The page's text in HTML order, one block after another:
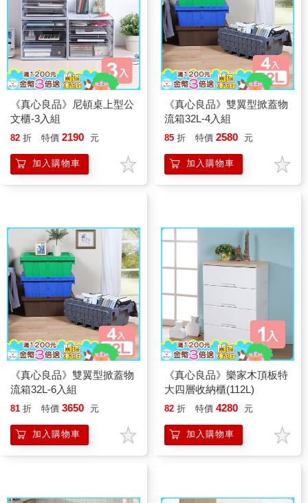
《真心良品》尼頓桌上型公
文櫃-3入組
82 折 特價 2190 元
加入購物車
《真心良品》雙翼型掀蓋物
流箱32L-4入組
85 折 特價 2580 元
加入購物車
《真心良品》雙翼型掀蓋物
流箱32L-6入組
81 折 特價 3650 元
加入購物車
《真心良品》樂家木頂板特
大四層收納櫃(112L)
82 折 特價 4280 元
加入購物車